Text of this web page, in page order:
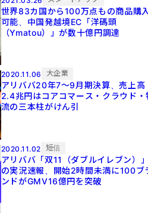
世界83カ国から100万点もの商品購
可能、中国発越境EC「洋碼頭
（Ymatou）」が数十億円調達
2020.11.06 大企業
アリババ20年7～9月期決算、売上高
2.4兆円はコアコマース・クラウド・
流の三本柱がけん引
2020.11.02 短信
アリババ「双11（ダブルイレブン）
の実況速報、開始2時間未満に100ブ
ンドがGMV16億円を突破